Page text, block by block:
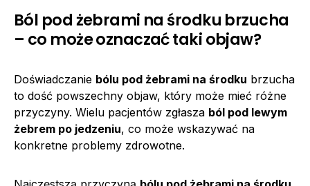
Ból pod żebrami na środku brzucha
– co może oznaczać taki objaw?
Doświadczanie bólu pod żebrami na środku brzucha
to dość powszechny objaw, który może mieć różne
przyczyny. Wielu pacjentów zgłasza ból pod lewym
żebrem po jedzeniu, co może wskazywać na
konkretne problemy zdrowotne.